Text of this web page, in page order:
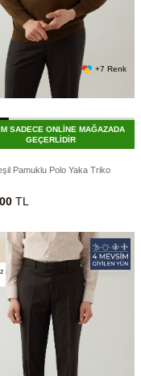
+7 Renk
SADECE ONLİNE MAĞAZADA
GEÇERLİDİR
Pamuklu Polo Yaka Triko
TL